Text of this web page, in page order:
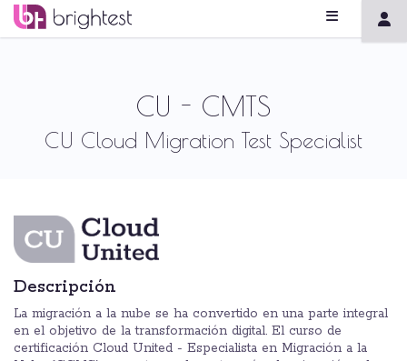
CU - CMTS
CU Cloud Migration Test Specialist
Descripción
La migración a la nube se ha convertido en una parte integral
en el objetivo de la transformación digital. El curso de
certificación Cloud United - Especialista en Migración a la